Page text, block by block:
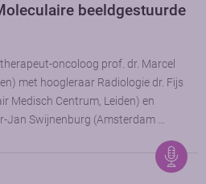
beeldgestuurde
oncoloog prof. dr. Marcel
met hoogleraar Radiologie dr. Fijs
Medisch Centrum, Leiden) en
Jan Swijnenburg (Amsterdam …